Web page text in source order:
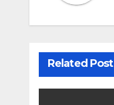
シ
ョ
ン
Related Post